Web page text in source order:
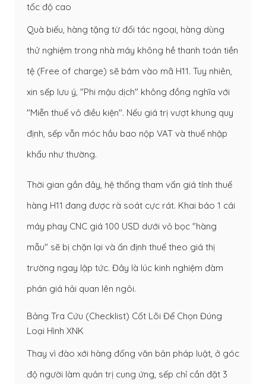
tốc độ cao
Quà biếu, hàng tặng từ đối tác ngoại, hàng dùng
thử nghiệm trong nhà máy không hề thanh toán tiền
tệ (Free of charge) sẽ bám vào mã H11. Tuy nhiên,
xin sếp lưu ý, "Phi mậu dịch" không đồng nghĩa với
"Miễn thuế vô điều kiện". Nếu giá trị vượt khung quy
định, sếp vẫn móc hầu bao nộp VAT và thuế nhập
khẩu như thường.
Thời gian gần đây, hệ thống tham vấn giá tính thuế
hàng H11 đang được rà soát cực rát. Khai báo 1 cái
máy phay CNC giá 100 USD dưới vỏ bọc "hàng
mẫu" sẽ bị chặn lại và ấn định thuế theo giá thị
trường ngay lập tức. Đây là lúc kinh nghiệm đàm
phán giá hải quan lên ngôi.
Bảng Tra Cứu (Checklist) Cốt Lõi Để Chọn Đúng
Loại Hình XNK
Thay vì đào xới hàng đống văn bản pháp luật, ở góc
độ người làm quản trị cung ứng, sếp chỉ cần đặt 3